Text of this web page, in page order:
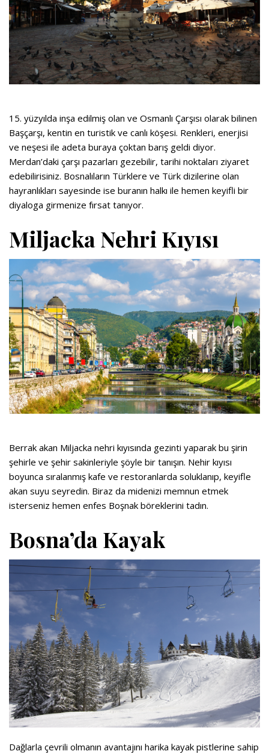
15. yüzyılda inşa edilmiş olan ve Osmanlı Çarşısı olarak bilinen
Başçarşı, kentin en turistik ve canlı köşesi. Renkleri, enerjisi
ve neşesi ile adeta buraya çoktan barış geldi diyor.
Merdan’daki çarşı pazarları gezebilir, tarihi noktaları ziyaret
edebilirisiniz. Bosnalıların Türklere ve Türk dizilerine olan
hayranlıkları sayesinde ise buranın halkı ile hemen keyifli bir
diyaloga girmenize fırsat tanıyor.
Miljacka Nehri Kıyısı
Berrak akan Miljacka nehri kıyısında gezinti yaparak bu şirin
şehirle ve şehir sakinleriyle şöyle bir tanışın. Nehir kıyısı
boyunca sıralanmış kafe ve restoranlarda soluklanıp, keyifle
akan suyu seyredin. Biraz da midenizi memnun etmek
isterseniz hemen enfes Boşnak böreklerini tadın.
Bosna’da Kayak
Dağlarla çevrili olmanın avantajını harika kayak pistlerine sahip